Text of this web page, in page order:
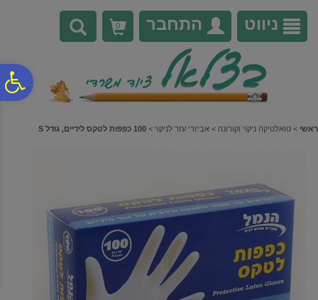
נגישות
אתר
המרכזי
ניווט התחבר 0
ראשי > טואלטיקה ניקוי וקורונה > אביזרי עזר לניקוי > 100 כפפות לטקס לידיים, גודל S